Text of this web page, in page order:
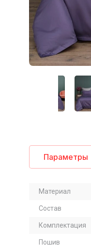
Параметры
Материал
Состав
Комплектация
Пошив